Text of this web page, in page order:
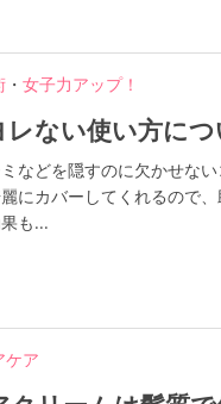
・ 女子力アップ！
ない使い方につ
などを隠すのに欠かせな
にカバーしてくれるので
も...
ケア